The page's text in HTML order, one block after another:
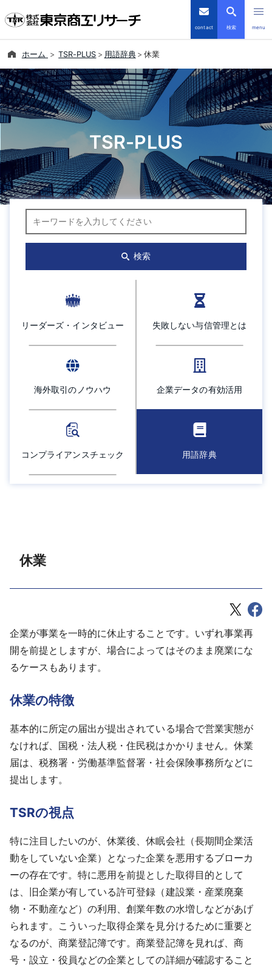
contact 検索 menu
TSRデータインサイト
優良企業サイト
会社案内
商品・サービス
導入事例
English
ホーム TSR-PLUS 用語辞典 休業
TSR-PLUS
キーワード検索
検索
リーダーズ・インタビュー 失敗しない与信管理とは
海外取引のノウハウ 企業データの有効活用
コンプライアンスチェック 用語辞典
休業
企業が事業を一時的に休止することです。いずれ事業再
開を前提としますが、場合によってはそのまま廃業にな
るケースもあります。
休業の特徴
基本的に所定の届出が提出されている場合で営業実態が
なければ、国税・法人税・住民税はかかりません。休業
届は、税務署・労働基準監督署・社会保険事務所などに
提出します。
TSRの視点
特に注目したいのが、休業後、休眠会社（長期間企業活
動をしていない企業）となった企業を悪用するブローカ
ーの存在です。特に悪用を前提とした取得目的として
は、旧企業が有している許可登録（建設業・産業廃棄
物・不動産など）の利用、創業年数の水増しなどがあげ
られます。こういった取得企業を見分けるために重要と
なるのが、商業登記簿です。商業登記簿を見れば、商
号・設立・役員などの企業としての詳細が確認すること